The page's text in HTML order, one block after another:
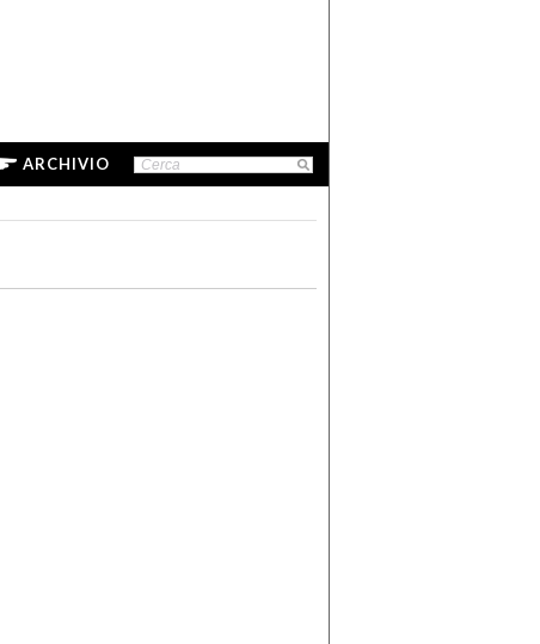
ARCHIVIO